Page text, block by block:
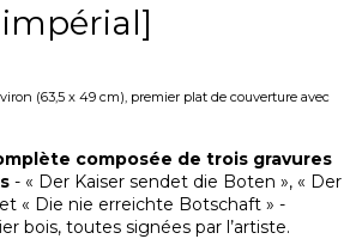
(63,5 x 49 cm), premier plat de couverture avec
composée de trois gravures
- « Der Kaiser sendet die Boten », « Der
« Die nie erreichte Botschaft » -
bois, toutes signées par l’artiste.